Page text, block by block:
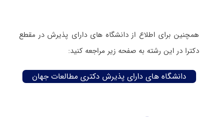
همچنین برای اطلاع از دانشگاه های دارای پذیرش در مقطع
دکترا در این رشته به صفحه زیر مراجعه کنید:
دانشگاه های دارای پذیرش دکتری مطالعات جهان